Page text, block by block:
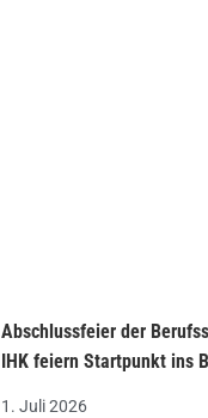
Abschlussfeier der
IHK feiern Startpunkt ins
1. Juli 2026